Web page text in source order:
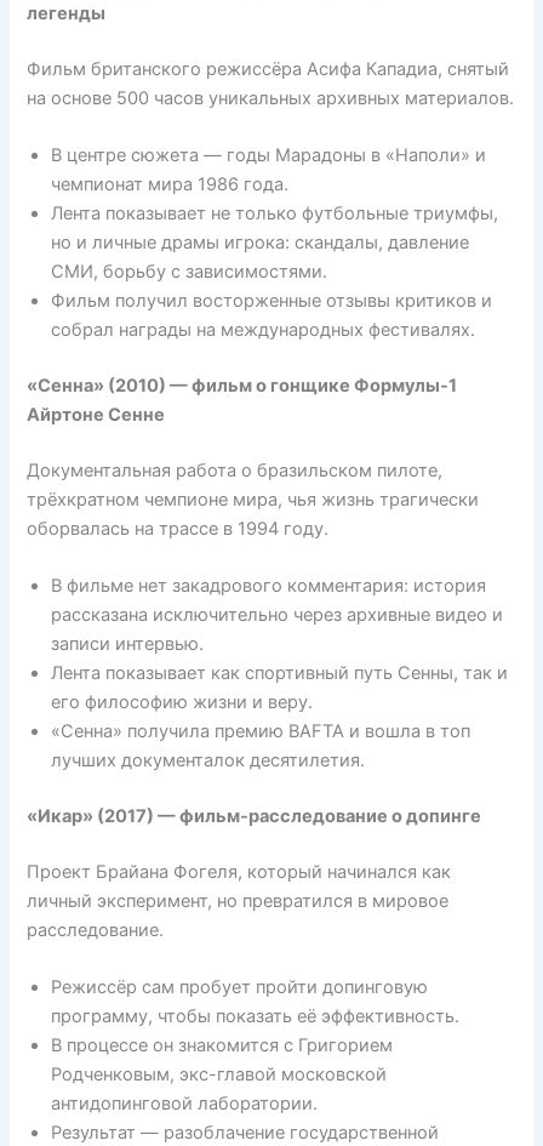
легенды
Фильм британского режиссёра Асифа Кападиа, снятый
на основе 500 часов уникальных архивных материалов.
В центре сюжета — годы Марадоны в «Наполи» и
чемпионат мира 1986 года.
Лента показывает не только футбольные триумфы,
но и личные драмы игрока: скандалы, давление
СМИ, борьбу с зависимостями.
Фильм получил восторженные отзывы критиков и
собрал награды на международных фестивалях.
«Сенна» (2010) — фильм о гонщике Формулы-1
Айртоне Сенне
Документальная работа о бразильском пилоте,
трёхкратном чемпионе мира, чья жизнь трагически
оборвалась на трассе в 1994 году.
В фильме нет закадрового комментария: история
рассказана исключительно через архивные видео и
записи интервью.
Лента показывает как спортивный путь Сенны, так и
его философию жизни и веру.
«Сенна» получила премию BAFTA и вошла в топ
лучших документалок десятилетия.
«Икар» (2017) — фильм-расследование о допинге
Проект Брайана Фогеля, который начинался как
личный эксперимент, но превратился в мировое
расследование.
Режиссёр сам пробует пройти допинговую
программу, чтобы показать её эффективность.
В процессе он знакомится с Григорием
Родченковым, экс-главой московской
антидопинговой лаборатории.
Результат — разоблачение государственной